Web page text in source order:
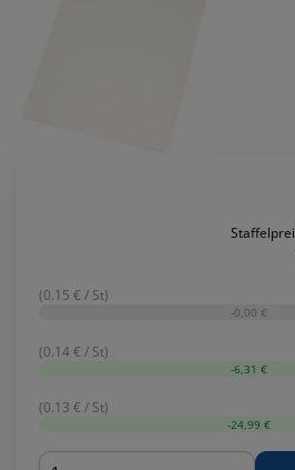
(0.15 € / St)
-0,00 €
(0.14 € / St)
-6,31 €
(0.13 € / St)
-24,99 €
Menge